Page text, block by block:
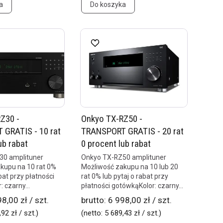
Do koszyka
-
GRATIS - 10 rat
rabat
amplituner
na 10 rat 0%
przy płatności
zł / szt.
zł / szt.)
Onkyo TX-RZ50 -
TRANSPORT GRATIS - 20 rat
0 procent lub rabat
Onkyo TX-RZ50 amplituner
Możliwość zakupu na 10 lub 20
rat 0% lub pytaj o rabat przy
płatności gotówkąKolor: czarny...
brutto: 6 998,00 zł / szt.
(netto: 5 689,43 zł / szt.)